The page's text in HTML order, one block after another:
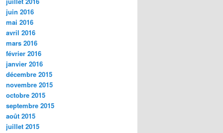
juin 2016
mai 2016
avril 2016
mars 2016
février 2016
janvier 2016
décembre 2015
novembre 2015
octobre 2015
septembre 2015
août 2015
juillet 2015